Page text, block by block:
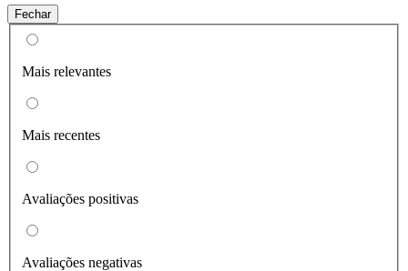
Fechar
Mais relevantes
Mais recentes
Avaliações positivas
Avaliações negativas